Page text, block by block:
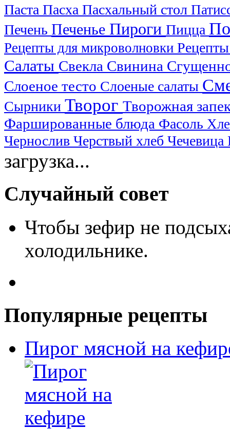
Паста Пасха Пасхальный стол
Печень Печенье Пироги Пицца
Рецепты для микроволновки
Салаты Свекла Свинина
Слоеное тесто Слоеные салаты
Сырники Творог Творожная
Фаршированные блюда Фасоль
Чернослив Черствый хлеб Чечевица
загрузка...
Случайный совет
Чтобы зефир не
холодильнике.
Популярные рецепты
Пирог мясной на